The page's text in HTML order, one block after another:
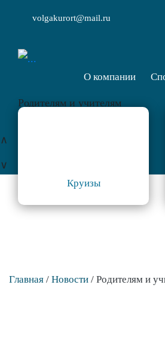
volgakurort@mail.ru
О компании
Родителям и учителям
∧
∨
Круизы
Главная / Новости / Родителям и